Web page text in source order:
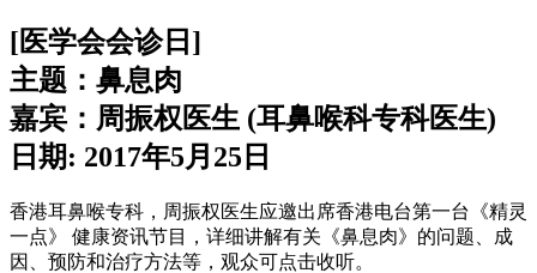
[医学会会诊日]
主题：鼻息肉
嘉宾：周振权医生 (耳鼻喉科专科医生)
日期: 2017年5月25日
香港耳鼻喉专科，周振权医生应邀出席香港电台第一台《精灵
一点》 健康资讯节目，详细讲解有关《鼻息肉》的问题、成
因、预防和治疗方法等，观众可点击收听。